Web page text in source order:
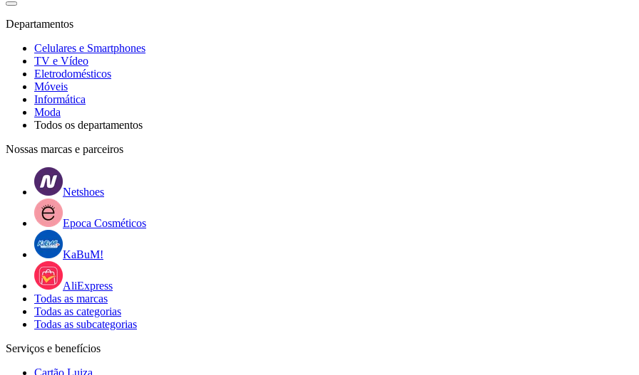
Departamentos
Celulares e Smartphones
TV e Vídeo
Eletrodomésticos
Móveis
Informática
Moda
Todos os departamentos
Nossas marcas e parceiros
Netshoes
Epoca Cosméticos
KaBuM!
AliExpress
Todas as marcas
Todas as categorias
Todas as subcategorias
Serviços e benefícios
Cartão Luiza